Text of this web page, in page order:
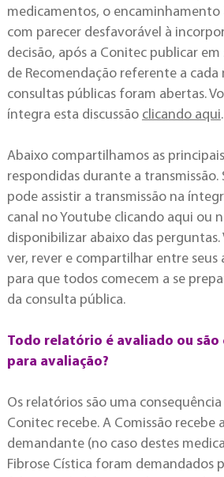
medicamentos, o encaminhamento
com parecer desfavorável à
decisão, após a Conitec publicar
de Recomendação referente a
consultas públicas foram abertas.
íntegra esta discussão clicando aqui.
Abaixo compartilhamos as
respondidas durante a transmissão.
pode assistir a transmissão na
canal no Youtube clicando aqui ou
disponibilizar abaixo das perguntas.
ver, rever e compartilhar entre seus
para que todos comecem a se
da consulta pública.
Todo relatório é avaliado ou são
para avaliação?
Os relatórios são uma
Conitec recebe. A Comissão recebe
demandante (no caso destes
Fibrose Cística foram demandados